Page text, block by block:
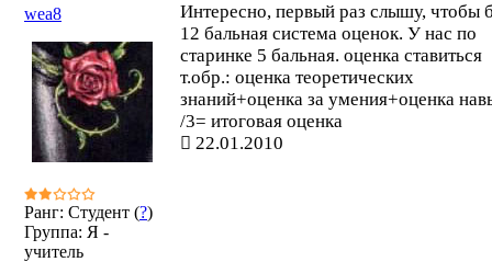
wea8
Ранг: Студент (?)
Группа: Я -
учитель
Интересно, первый раз слышу, чтобы
12 бальная система оценок. У нас по
старинке 5 бальная. оценка ставиться
т.обр.: оценка теоретических
знаний+оценка за умения+оценка
/3= итоговая оценка
22.01.2010